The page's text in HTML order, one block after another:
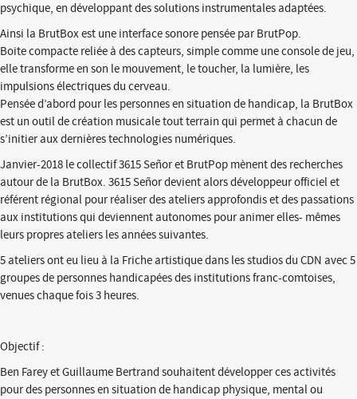
psychique, en développant des solutions instrumentales adaptées.
Ainsi la BrutBox est une interface sonore pensée par BrutPop.
Boite compacte reliée à des capteurs, simple comme une console de jeu,
elle transforme en son le mouvement, le toucher, la lumière, les
impulsions électriques du cerveau.
Pensée d’abord pour les personnes en situation de handicap, la BrutBox
est un outil de création musicale tout terrain qui permet à chacun de
s’initier aux dernières technologies numériques.
Janvier-2018 le collectif 3615 Señor et BrutPop mènent des recherches
autour de la BrutBox. 3615 Señor devient alors développeur officiel et
référent régional pour réaliser des ateliers approfondis et des passations
aux institutions qui deviennent autonomes pour animer elles- mêmes
leurs propres ateliers les années suivantes.
5 ateliers ont eu lieu à la Friche artistique dans les studios du CDN avec 5
groupes de personnes handicapées des institutions franc-comtoises,
venues chaque fois 3 heures.
Objectif :
Ben Farey et Guillaume Bertrand souhaitent développer ces activités
pour des personnes en situation de handicap physique, mental ou